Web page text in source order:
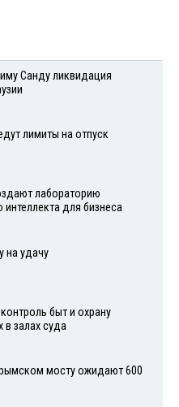
Санду ликвидация
лимиты на отпуск
лабораторию
интеллекта для бизнеса
на удачу
быт и охрану
залах суда
мосту ожидают 600